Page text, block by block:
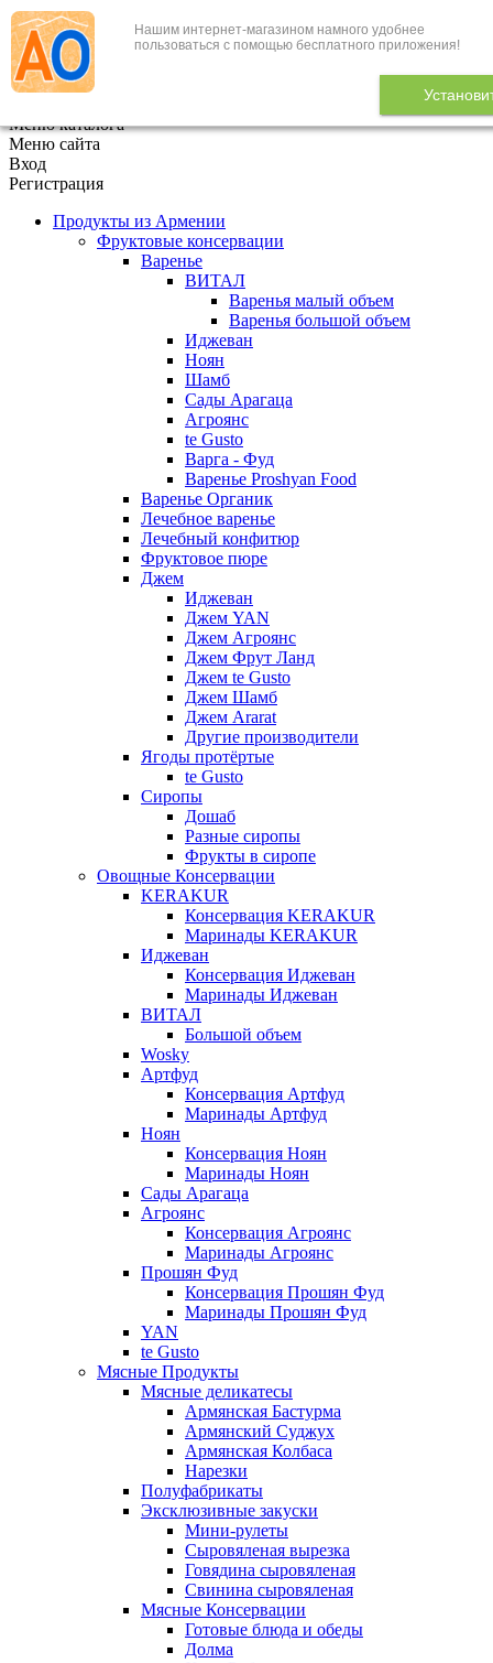
Нашим интернет-магазином намного удобнее
пользоваться с помощью бесплатного приложения!
+7 (495) 646-888-1
В корзине 0
Меню каталога
Меню сайта
Вход
Регистрация
Продукты из Армении
Фруктовые консервации
Варенье
ВИТАЛ
Варенья малый объем
Варенья большой объем
Иджеван
Ноян
Шамб
Сады Арагаца
Агроянс
te Gusto
Варга - Фуд
Варенье Proshyan Food
Варенье Органик
Лечебное варенье
Лечебный конфитюр
Фруктовое пюре
Джем
Иджеван
Джем YAN
Джем Агроянс
Джем Фрут Ланд
Джем te Gusto
Джем Шамб
Джем Ararat
Другие производители
Ягоды протёртые
te Gusto
Сиропы
Дошаб
Разные сиропы
Фрукты в сиропе
Овощные Консервации
KERAKUR
Консервация KERAKUR
Маринады KERAKUR
Иджеван
Консервация Иджеван
Маринады Иджеван
ВИТАЛ
Большой объем
Wosky
Артфуд
Консервация Артфуд
Маринады Артфуд
Ноян
Консервация Ноян
Маринады Ноян
Сады Арагаца
Агроянс
Консервация Агроянс
Маринады Агроянс
Прошян Фуд
Консервация Прошян Фуд
Маринады Прошян Фуд
YAN
te Gusto
Мясные Продукты
Мясные деликатесы
Армянская Бастурма
Армянский Суджух
Армянская Колбаса
Нарезки
Полуфабрикаты
Эксклюзивные закуски
Мини-рулеты
Сыровяленая вырезка
Говядина сыровяленая
Свинина сыровяленая
Мясные Консервации
Готовые блюда и обеды
Долма